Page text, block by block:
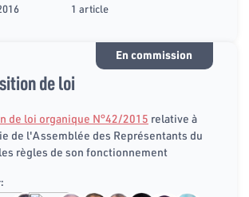
1 article
En commission
de loi
de loi organique N°42/2015 relative à
de l'Assemblée des Représentants du
règles de son fonctionnement